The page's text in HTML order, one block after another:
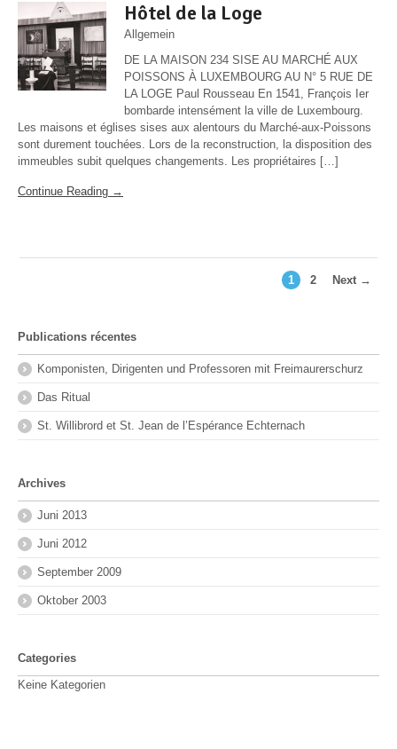
Hôtel de la Loge
Allgemein
DE LA MAISON 234 SISE AU MARCHÉ AUX
POISSONS À LUXEMBOURG AU N° 5 RUE DE
LA LOGE Paul Rousseau En 1541, François Ier
bombarde intensément la ville de Luxembourg.
Les maisons et églises sises aux alentours du Marché-aux-Poissons
sont durement touchées. Lors de la reconstruction, la disposition des
immeubles subit quelques changements. Les propriétaires […]
Continue Reading →
1 2 Next →
Publications récentes
Komponisten, Dirigenten und Professoren mit Freimaurerschurz
Das Ritual
St. Willibrord et St. Jean de l’Espérance Echternach
Archives
Juni 2013
Juni 2012
September 2009
Oktober 2003
Categories
Keine Kategorien